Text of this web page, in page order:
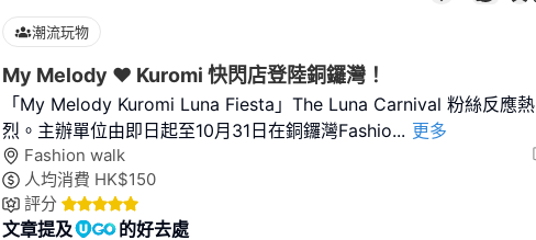
潮流玩物
My Melody ❤ Kuromi 快閃店登陸銅鑼灣！
「My Melody Kuromi Luna Fiesta」The Luna Carnival 粉絲反應熱
烈。主辦單位由即日起至10月31日在銅鑼灣Fashio... 更多
Fashion walk
人均消費 HK$150
評分
文章提及 的好去處